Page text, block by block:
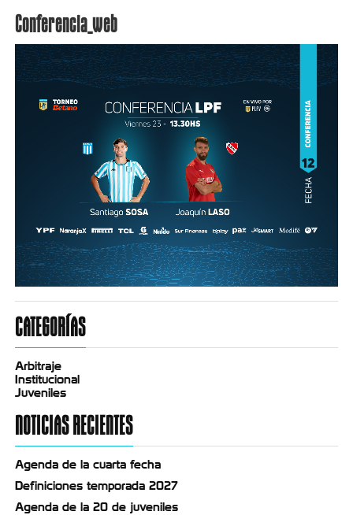
Conferencia_web
CATEGORÍAS
Arbitraje
Institucional
Juveniles
NOTICIAS RECIENTES
Agenda de la cuarta fecha
Definiciones temporada 2027
Agenda de la 20 de juveniles